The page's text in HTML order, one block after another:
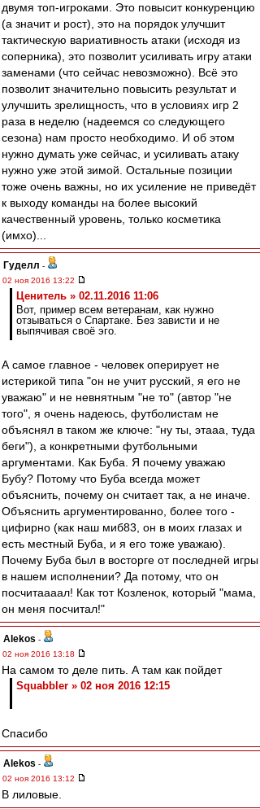
двумя топ-игроками. Это повысит конкуренцию
(а значит и рост), это на порядок улучшит
тактическую вариативность атаки (исходя из
соперника), это позволит усиливать игру атаки
заменами (что сейчас невозможно). Всё это
позволит значительно повысить результат и
улучшить зрелищность, что в условиях игр 2
раза в неделю (надеемся со следующего
сезона) нам просто необходимо. И об этом
нужно думать уже сейчас, и усиливать атаку
нужно уже этой зимой. Остальные позиции
тоже очень важны, но их усиление не приведёт
к выходу команды на более высокий
качественный уровень, только косметика
(имхо)...
Гуделл -
02 ноя 2016 13:22
Ценитель » 02.11.2016 11:06
Вот, пример всем ветеранам, как нужно
отзываться о Спартаке. Без зависти и не
выпячивая своё эго.
А самое главное - человек оперирует не
истерикой типа "он не учит русский, я его не
уважаю" и не невнятным "не то" (автор "не
того", я очень надеюсь, футболистам не
объяснял в таком же ключе: "ну ты, этааа, туда
беги"), а конкретными футбольными
аргументами. Как Буба. Я почему уважаю
Бубу? Потому что Буба всегда может
объяснить, почему он считает так, а не иначе.
Объяснить аргументированно, более того -
цифирно (как наш миб83, он в моих глазах и
есть местный Буба, и я его тоже уважаю).
Почему Буба был в восторге от последней игры
в нашем исполнении? Да потому, что он
посчитаааал! Как тот Козленок, который "мама,
он меня посчитал!"
Alekos -
02 ноя 2016 13:18
На самом то деле пить. А там как пойдет
Squabbler » 02 ноя 2016 12:15
Спасибо
Alekos -
02 ноя 2016 13:12
В лиловые.